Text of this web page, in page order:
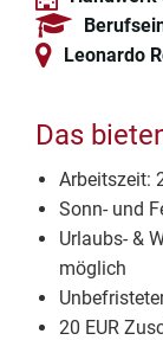
Leonardo
Das
Arbeitszeit:
Sonn- und
Urlaubs- &
möglich
20 EUR